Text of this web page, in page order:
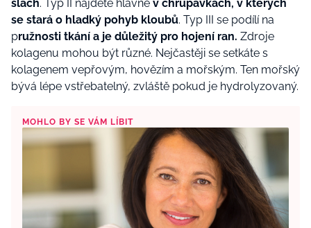
šlach. Typ II najdete hlavně v chrupavkách, v kterých
se stará o hladký pohyb kloubů. Typ III se podílí na
pružnosti tkání a je důležitý pro hojení ran. Zdroje
kolagenu mohou být různé. Nejčastěji se setkáte s
kolagenem vepřovým, hovězím a mořským. Ten mořský
bývá lépe vstřebatelný, zvláště pokud je hydrolyzovaný.
MOHLO BY SE VÁM LÍBIT